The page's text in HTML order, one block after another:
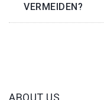
VERMEIDEN?
ABOUT US